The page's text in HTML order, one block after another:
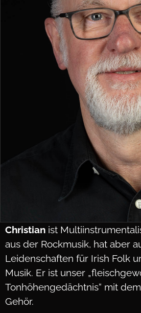
Christian ist
aus der Rockmusik, hat aber
Leidenschaften für Irish Folk
Musik. Er ist unser
Tonhöhengedächtnis“ mit
Gehör.